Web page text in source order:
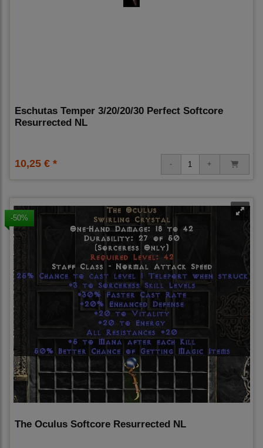
Eschutas Temper 3/20/20/30 Perfect Softcore
Resurrected NL
10,25 € *
-50%
The Oculus Softcore Resurrected NL